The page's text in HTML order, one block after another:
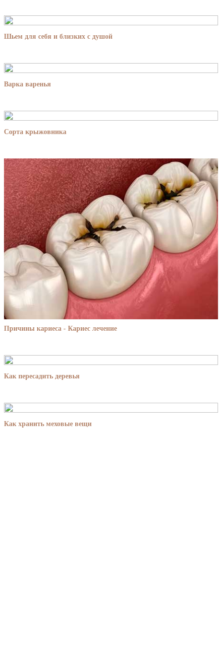
Шьем для себя и близких с душой
Варка варенья
Сорта крыжовника
Причины кариеса - Кариес лечение
Как пересадить деревья
Как хранить меховые вещи